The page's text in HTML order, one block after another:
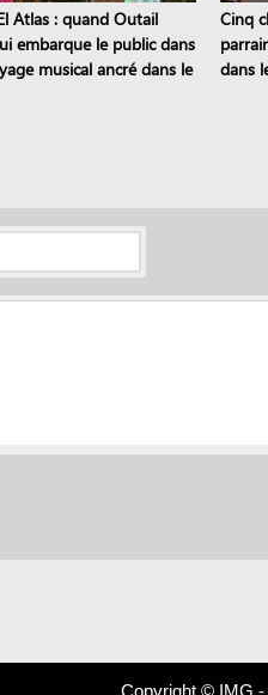
Atlas : quand Outail
embarque le public dans
musical ancré dans le
Cinq
dans